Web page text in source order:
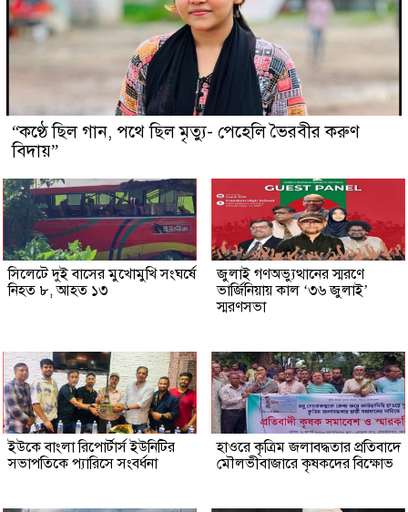
“কণ্ঠে ছিল গান, পথে ছিল মৃত্যু- পেহেলি ভৈরবীর করুণ
বিদায়”
সিলেটে দুই বাসের মুখোমুখি সংঘর্ষে
নিহত ৮, আহত ১৩
জুলাই গণঅভ্যুত্থানের স্মরণে
ভার্জিনিয়ায় কাল ‘৩৬ জুলাই’
স্মরণসভা
ইউকে বাংলা রিপোর্টার্স ইউনিটির
সভাপতিকে প্যারিসে সংবর্ধনা
হাওরে কৃত্রিম জলাবদ্ধতার প্রতিবাদে
মৌলভীবাজারে কৃষকদের বিক্ষোভ